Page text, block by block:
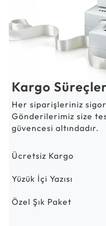
Kargo
Her siparişleriniz
Gönderilerimiz size
güvencesi altındadır.
Ücretsiz Kargo
Yüzük İçi Yazısı
Özel Şık Paket